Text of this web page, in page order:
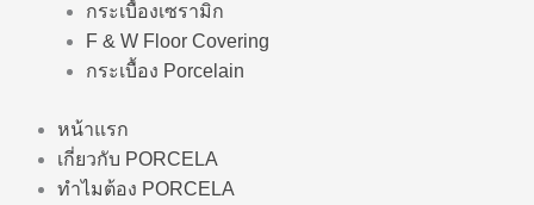
กระเบื้องเซรามิก
F & W Floor Covering
กระเบื้อง Porcelain
หน้าแรก
เกี่ยวกับ PORCELA
ทำไมต้อง PORCELA